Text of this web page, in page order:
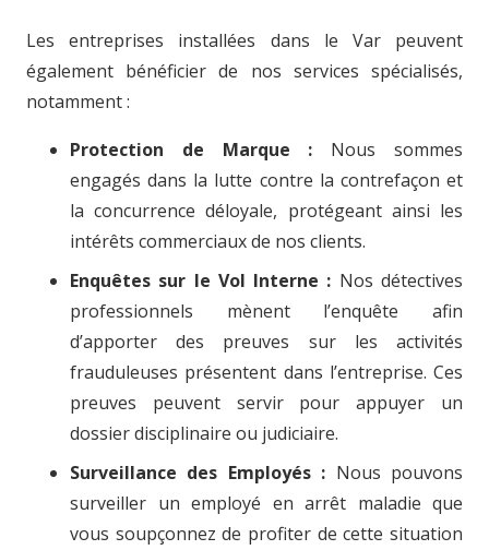
Les entreprises installées dans le Var peuvent
également bénéficier de nos services spécialisés,
notamment :
Protection de Marque : Nous sommes
engagés dans la lutte contre la contrefaçon et
la concurrence déloyale, protégeant ainsi les
intérêts commerciaux de nos clients.
Enquêtes sur le Vol Interne : Nos détectives
professionnels mènent l’enquête afin
d’apporter des preuves sur les activités
frauduleuses présentent dans l’entreprise. Ces
preuves peuvent servir pour appuyer un
dossier disciplinaire ou judiciaire.
Surveillance des Employés : Nous pouvons
surveiller un employé en arrêt maladie que
vous soupçonnez de profiter de cette situation